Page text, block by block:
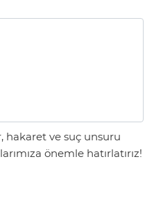
hakaret ve suç unsuru
önemle hatırlatırız!